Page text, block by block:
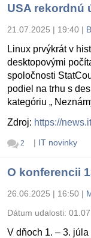
USA rekordnú
21.07.2025 | 19:40 |
Linux prvýkrát v
desktopovými
spoločnosti
podiel na trhu s
kategóriu „
Zdroj: https://
2 | IT novinky
O konferencii
26.06.2025 | 16:50 |
Dátum udalosti:
V dňoch 1. – 3.